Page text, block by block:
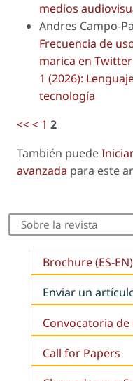
medios
Andres Campo-
Frecuencia de
marica en Twitter
1 (2026):
tecnología
<<< 1 2
También puede
avanzada para este
Sobre la revista
Brochure (ES-EN)
Enviar un
Convocatoria
Call for Papers